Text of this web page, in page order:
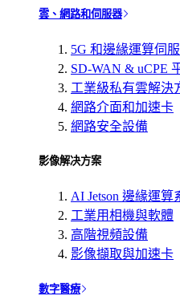
雲、網路和伺服器
5G 和邊緣運算伺
SD-WAN & uCPE
工業級私有雲解決
網路介面和加速卡
網路安全設備
影像解决方案
AI Jetson 邊緣運算
工業用相機與軟體
高階視頻設備
影像擷取與加速卡
數字醫療